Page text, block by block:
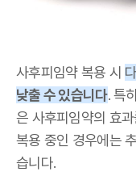
사후피임약 복용 시
낮출 수 있습니다. 특
은 사후피임약의 효
복용 중인 경우에는
습니다.